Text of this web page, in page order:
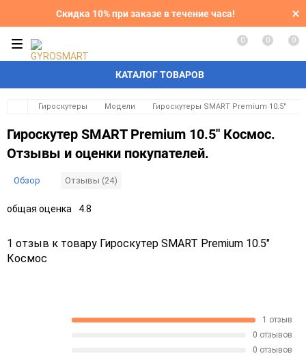
Скидка 10% при заказе в течение часа!
КАТАЛОГ ТОВАРОВ
0 0 0
Гироскутеры Модели Гироскутеры SMART Premium 10.5"
Гироскутер SMART Premium 10.5" Космос.
Отзывы и оценки покупателей.
Обзор Отзывы (24)
4.8
общая оценка
1 отзыв к товару Гироскутер SMART Premium 10.5"
Космос
1 отзыв
0 отзывов
0 отзывов